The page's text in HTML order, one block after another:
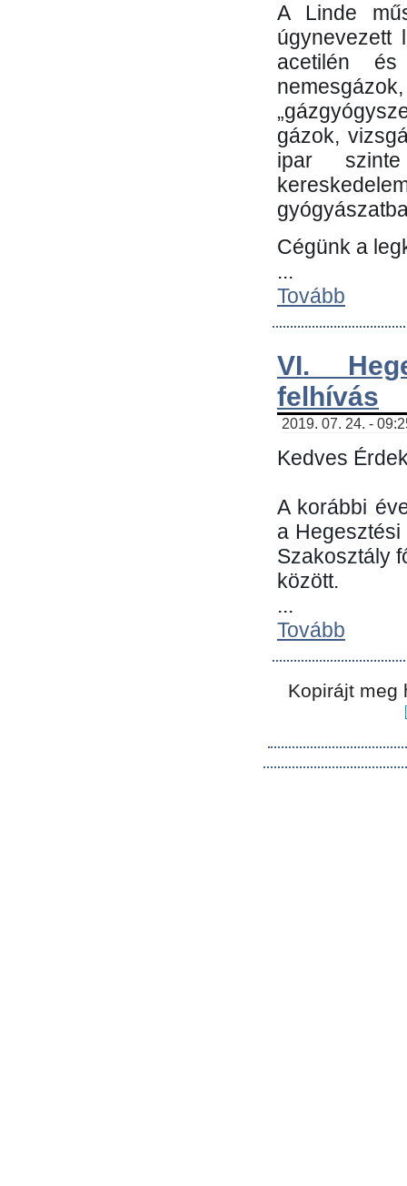
A Linde
úgynevezett
acetilén és
gázok,
ipar
Cégünk a
...
Tovább
VI.
felhívás
2019. 07. 24. -
Kedves
A korábbi
a
Szakosztály
között.
...
Tovább
Kopirájt meg